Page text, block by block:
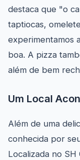
destaca que "o
taptiocas,
experimentamos
boa. A pizza
além de bem
Um Local
Além de uma
conhecida por
Localizada no